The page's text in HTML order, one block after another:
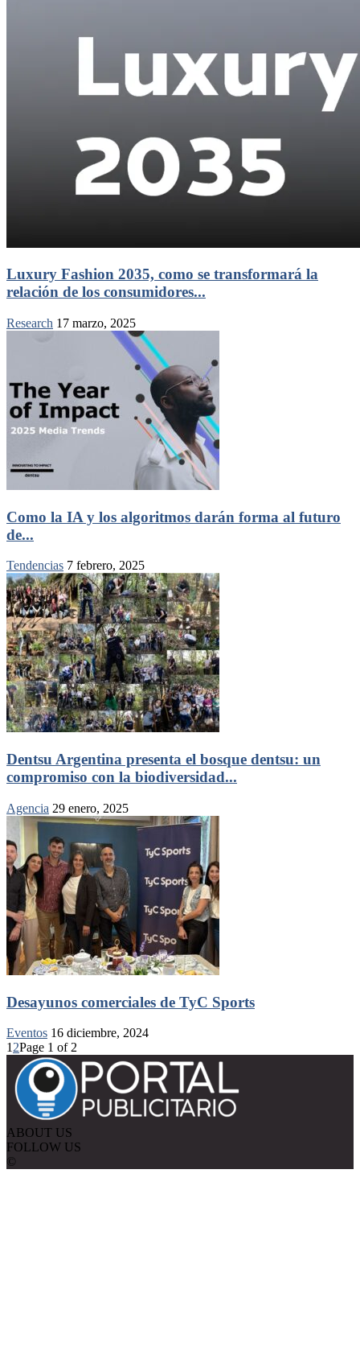
Luxury Fashion 2035, como se transformará la
relación de los consumidores...
Research 17 marzo, 2025
Como la IA y los algoritmos darán forma al futuro
de...
Tendencias 7 febrero, 2025
Dentsu Argentina presenta el bosque dentsu: un
compromiso con la biodiversidad...
Agencia 29 enero, 2025
Desayunos comerciales de TyC Sports
Eventos 16 diciembre, 2024
1 2Page 1 of 2
ABOUT US
FOLLOW US
©